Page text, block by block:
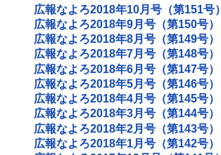
広報なよろ2018年10月号（第151号）
広報なよろ2018年9月号（第150号）
広報なよろ2018年8月号（第149号）
広報なよろ2018年7月号（第148号）
広報なよろ2018年6月号（第147号）
広報なよろ2018年5月号（第146号）
広報なよろ2018年4月号（第145号）
広報なよろ2018年3月号（第144号）
広報なよろ2018年2月号（第143号）
広報なよろ2018年1月号（第142号）